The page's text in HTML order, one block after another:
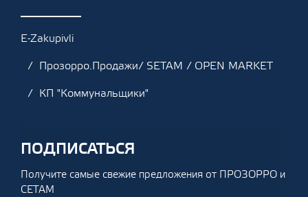
E-Zakupivli
Прозорро.Продажи/ SETAM / OPEN MARKET
КП "Коммунальщики"
ПОДПИСАТЬСЯ
Получите самые свежие предложения от ПРОЗОРРО и
СЕТАМ